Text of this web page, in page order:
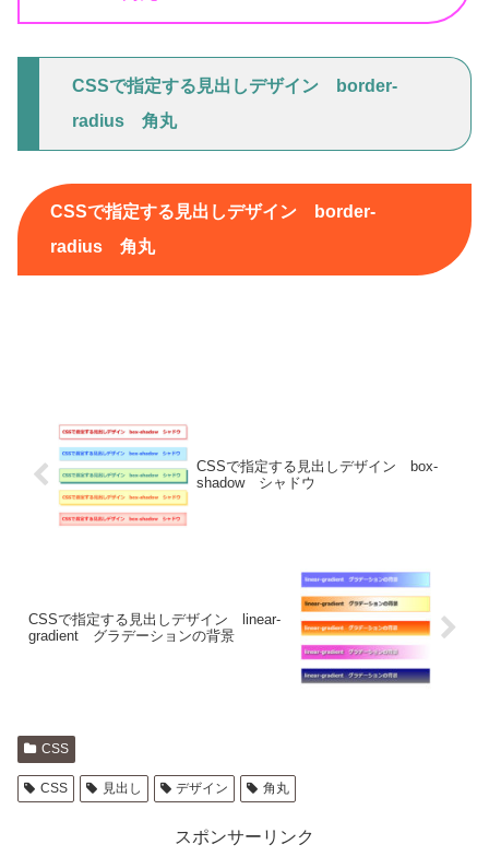
CSSで指定する見出しデザイン border-
radius 角丸
CSSで指定する見出しデザイン border-
radius 角丸
CSSで指定する見出しデザイン box-
shadow シャドウ
CSSで指定する見出しデザイン linear-
gradient グラデーションの背景
CSS
CSS 見出し デザイン 角丸
スポンサーリンク